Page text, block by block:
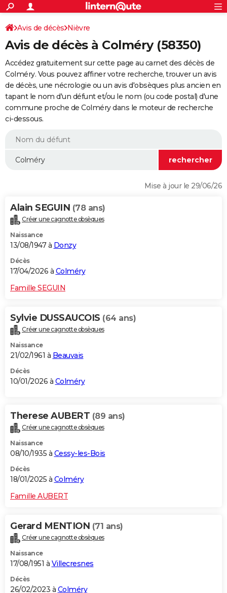
ACTUALITÉS
Politique
Société
Faits Divers
Education
Monde
Villes
+
SPORT
Coupe du monde 2026
Football
Tennis
Cyclisme
Rugby
Forum
Programme TV
TNT
Streaming
Cinéma
Sorties cinéma
Musique
+
FINANCE
Retraite
Epargne
Immobilier
Risques naturels par ville
Assurance
AUTO
Essais
Réserver un essai
Citadines
Berlines
SUV
Forum auto
+HIGH-TECH
BRICOLAGE
WEEK-END
Alimentation
Guide de la santé
Maladies
Médicaments
Sommeil
VOYAGE
Destinations
City break
Voyage nature
Voyage de noces
Forum
Climat
+PHOTO
GUIDES D'ACHAT
Carte de Noël
Carte Bonne année
Carte Saint-Valentin
Carte Pâques
Carte d'anniversaire
DICTIONNAIRE
Dictionnaire
Biographies
Citations
Expressions
Proverbes
PROGRAMME TV
S'inscrire
Se connecter
Lycées
Collèges
Primaires
Universités
Entreprises
Service militaire
Avis de recherche
AVIS DE DÉCÈS
Bricolage
Lifestyle
Culture
Sport
Auto
Television
Voyage
Cinema
Avis de décès Nièvre
Avis de décès à Colméry (58350)
Accédez gratuitement sur cette page au carnet des décès de
Colméry. Vous pouvez affiner votre recherche, trouver un avis
de décès, une nécrologie ou un avis d'obsèques plus ancien en
tapant le nom d'un défunt et/ou le nom (ou code postal) d'une
commune proche de Colméry dans le moteur de recherche
ci-dessous.
Mise à jour le 29/06/26
Alain SEGUIN (78 ans)
Créer une cagnotte obsèques
Naissance
13/08/1947 à Donzy
Décès
17/04/2026 à Colméry
Famille SEGUIN
Sylvie DUSSAUCOIS (64 ans)
Créer une cagnotte obsèques
Naissance
21/02/1961 à Beauvais
Décès
10/01/2026 à Colméry
Therese AUBERT (89 ans)
Créer une cagnotte obsèques
Naissance
08/10/1935 à Cessy-les-Bois
Décès
18/01/2025 à Colméry
Famille AUBERT
Gerard MENTION (71 ans)
Créer une cagnotte obsèques
Naissance
17/08/1951 à Villecresnes
Décès
26/02/2023 à Colméry